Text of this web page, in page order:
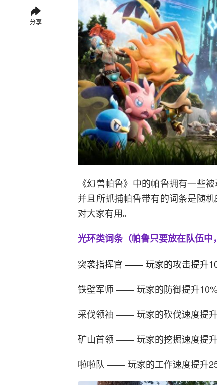
分享
《幻兽帕鲁》中的帕鲁拥有一些
并且所抓捕帕鲁带有的词条是随
对大家有用。
光环类词条（帕鲁只要放在队伍中
突袭指挥官 —— 玩家的攻击提升
铁壁军师 —— 玩家的防御提升
采伐领袖 —— 玩家的砍伐速度提
矿山首领 —— 玩家的挖掘速度提
啦啦队 —— 玩家的工作速度提升